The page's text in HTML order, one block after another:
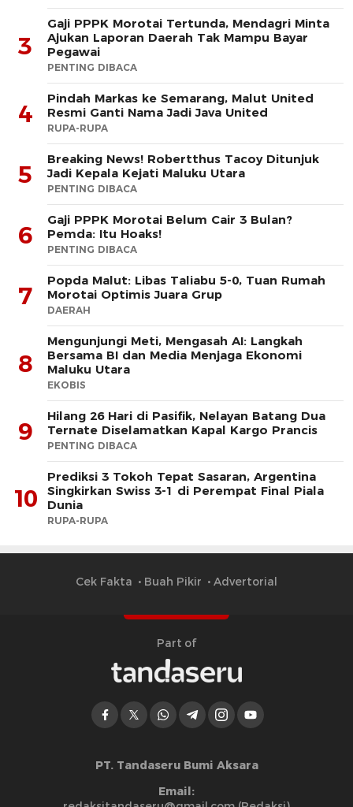
3
Gaji PPPK Morotai Tertunda, Mendagri Minta
Ajukan Laporan Daerah Tak Mampu Bayar
Pegawai
PENTING DIBACA
4
Pindah Markas ke Semarang, Malut United
Resmi Ganti Nama Jadi Java United
RUPA-RUPA
5
Breaking News! Robertthus Tacoy Ditunjuk
Jadi Kepala Kejati Maluku Utara
PENTING DIBACA
6
Gaji PPPK Morotai Belum Cair 3 Bulan?
Pemda: Itu Hoaks!
PENTING DIBACA
7
Popda Malut: Libas Taliabu 5-0, Tuan Rumah
Morotai Optimis Juara Grup
DAERAH
8
Mengunjungi Meti, Mengasah AI: Langkah
Bersama BI dan Media Menjaga Ekonomi
Maluku Utara
EKOBIS
9
Hilang 26 Hari di Pasifik, Nelayan Batang Dua
Ternate Diselamatkan Kapal Kargo Prancis
PENTING DIBACA
10
Prediksi 3 Tokoh Tepat Sasaran, Argentina
Singkirkan Swiss 3-1 di Perempat Final Piala
Dunia
RUPA-RUPA
Cek Fakta Buah Pikir Advertorial
Part of
PT. Tandaseru Bumi Aksara
Email: